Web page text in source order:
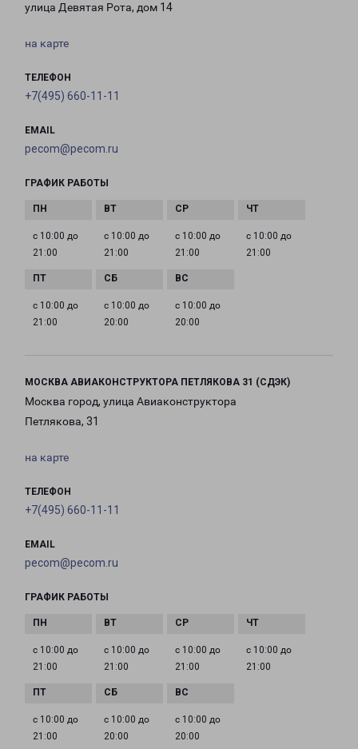
улица Девятая Рота, дом 14
на карте
ТЕЛЕФОН
+7(495) 660-11-11
EMAIL
pecom@pecom.ru
ГРАФИК РАБОТЫ
с 10:00 до
21:00
с 10:00 до
21:00
с 10:00 до
21:00
с 10:00 до
21:00
с 10:00 до
21:00
с 10:00 до
20:00
с 10:00 до
20:00
МОСКВА АВИАКОНСТРУКТОРА ПЕТЛЯКОВА 31 (СДЭК)
Москва город, улица Авиаконструктора
Петлякова, 31
на карте
ТЕЛЕФОН
+7(495) 660-11-11
EMAIL
pecom@pecom.ru
ГРАФИК РАБОТЫ
с 10:00 до
21:00
с 10:00 до
21:00
с 10:00 до
21:00
с 10:00 до
21:00
с 10:00 до
21:00
с 10:00 до
20:00
с 10:00 до
20:00